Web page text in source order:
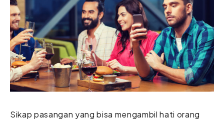
Sikap pasangan yang bisa mengambil hati orang